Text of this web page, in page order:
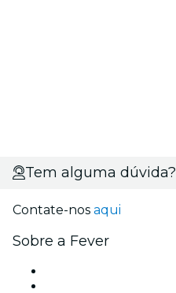
Tem alguma dúvida?
Contate-nos aqui
Sobre a Fever